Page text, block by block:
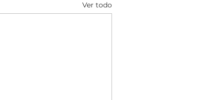
Ver todo